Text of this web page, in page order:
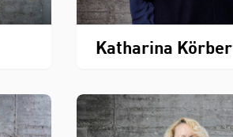
Katharina Körber